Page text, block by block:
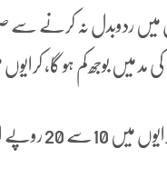
میں ردوبدل نہ
میں بوجھ کم ہو گا، کرایوں
بھی پیش کی گئی ہے۔